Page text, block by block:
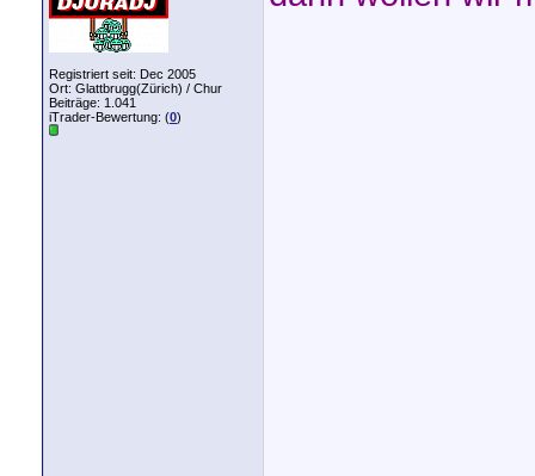
Registriert seit: Dec 2005
Ort: Glattbrugg(Zürich) / Chur
Beiträge: 1.041
iTrader-Bewertung: (0)